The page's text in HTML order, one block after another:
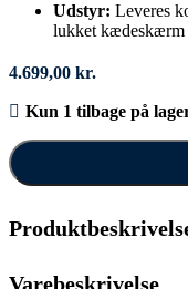
Udstyr: Leveres
lukket kædeskærm
4.699,00 kr.
Kun 1 tilbage på
Varebeskrivelse